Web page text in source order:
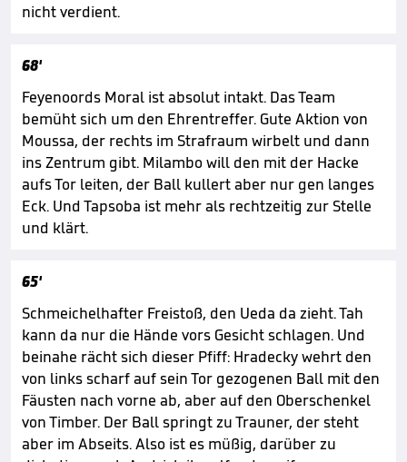
nicht verdient.
68'
Feyenoords Moral ist absolut intakt. Das Team
bemüht sich um den Ehrentreffer. Gute Aktion von
Moussa, der rechts im Strafraum wirbelt und dann
ins Zentrum gibt. Milambo will den mit der Hacke
aufs Tor leiten, der Ball kullert aber nur gen langes
Eck. Und Tapsoba ist mehr als rechtzeitig zur Stelle
und klärt.
65'
Schmeichelhafter Freistoß, den Ueda da zieht. Tah
kann da nur die Hände vors Gesicht schlagen. Und
beinahe rächt sich dieser Pfiff: Hradecky wehrt den
von links scharf auf sein Tor gezogenen Ball mit den
Fäusten nach vorne ab, aber auf den Oberschenkel
von Timber. Der Ball springt zu Trauner, der steht
aber im Abseits. Also ist es müßig, darüber zu